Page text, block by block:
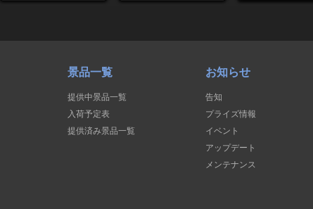
景品一覧
提供中景品一覧
入荷予定表
提供済み景品一覧
お知らせ
告知
プライズ情報
イベント
アップデート
メンテナンス